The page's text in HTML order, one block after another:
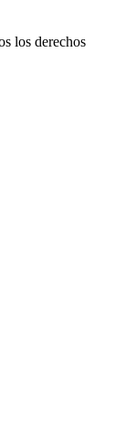
los derechos